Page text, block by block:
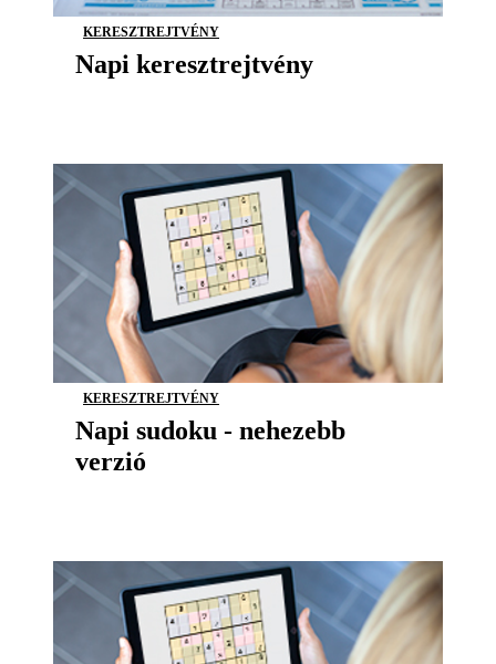
KERESZTREJTVÉNY
Napi keresztrejtvény
KERESZTREJTVÉNY
Napi sudoku - nehezebb
verzió